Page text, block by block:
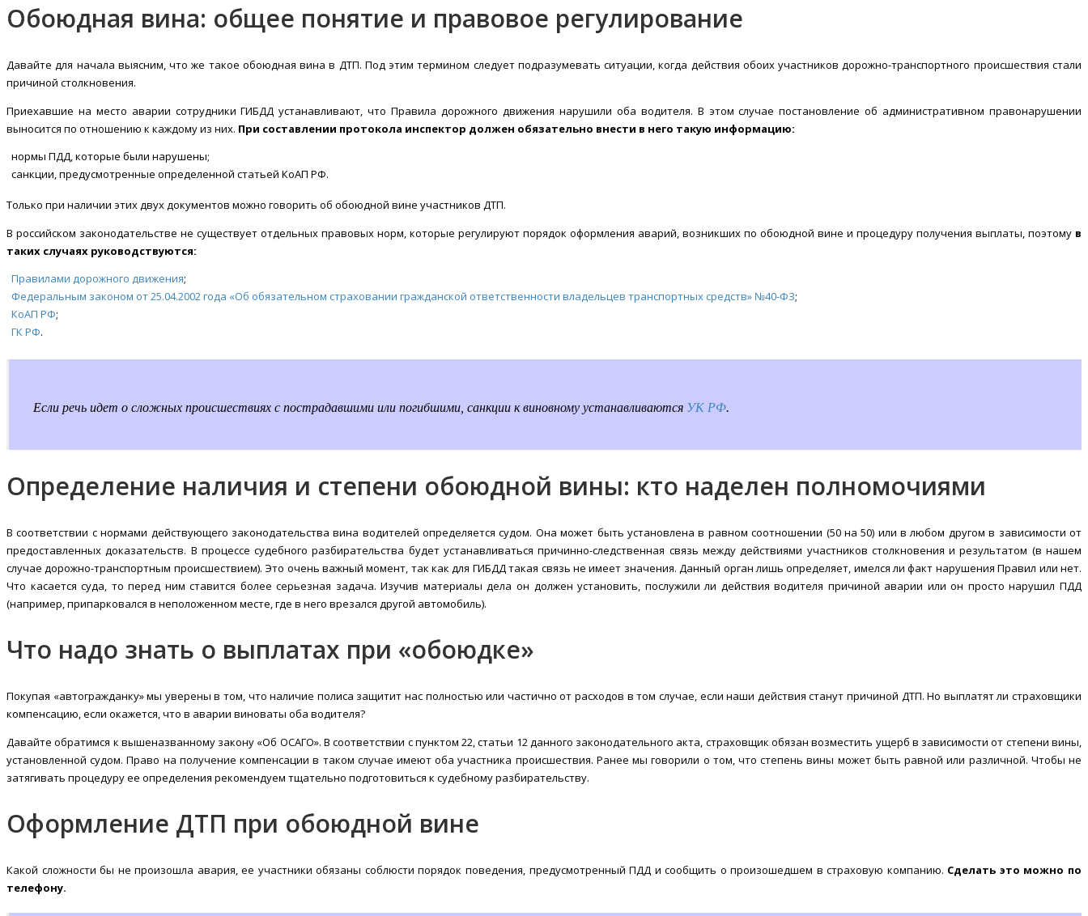
Обоюдная вина: общее понятие и правовое регулирование
Давайте для начала выясним, что же такое обоюдная вина в ДТП. Под этим термином следует подразумевать ситуации, когда действия обоих участников дорожно-транспортного происшествия стали
причиной столкновения.
Приехавшие на место аварии сотрудники ГИБДД устанавливают, что Правила дорожного движения нарушили оба водителя. В этом случае постановление об административном правонарушении
выносится по отношению к каждому из них. При составлении протокола инспектор должен обязательно внести в него такую информацию:
нормы ПДД, которые были нарушены;
санкции, предусмотренные определенной статьей КоАП РФ.
Только при наличии этих двух документов можно говорить об обоюдной вине участников ДТП.
В российском законодательстве не существует отдельных правовых норм, которые регулируют порядок оформления аварий, возникших по обоюдной вине и процедуру получения выплаты, поэтому в
таких случаях руководствуются:
Правилами дорожного движения;
Федеральным законом от 25.04.2002 года «Об обязательном страховании гражданской ответственности владельцев транспортных средств» №40-ФЗ;
КоАП РФ;
ГК РФ.
Если речь идет о сложных происшествиях с пострадавшими или погибшими, санкции к виновному устанавливаются УК РФ.
Определение наличия и степени обоюдной вины: кто наделен полномочиями
В соответствии с нормами действующего законодательства вина водителей определяется судом. Она может быть установлена в равном соотношении (50 на 50) или в любом другом в зависимости от
предоставленных доказательств. В процессе судебного разбирательства будет устанавливаться причинно-следственная связь между действиями участников столкновения и результатом (в нашем
случае дорожно-транспортным происшествием). Это очень важный момент, так как для ГИБДД такая связь не имеет значения. Данный орган лишь определяет, имелся ли факт нарушения Правил или нет.
Что касается суда, то перед ним ставится более серьезная задача. Изучив материалы дела он должен установить, послужили ли действия водителя причиной аварии или он просто нарушил ПДД
(например, припарковался в неположенном месте, где в него врезался другой автомобиль).
Что надо знать о выплатах при «обоюдке»
Покупая «автогражданку» мы уверены в том, что наличие полиса защитит нас полностью или частично от расходов в том случае, если наши действия станут причиной ДТП. Но выплатят ли страховщики
компенсацию, если окажется, что в аварии виноваты оба водителя?
Давайте обратимся к вышеназванному закону «Об ОСАГО». В соответствии с пунктом 22, статьи 12 данного законодательного акта, страховщик обязан возместить ущерб в зависимости от степени вины,
установленной судом. Право на получение компенсации в таком случае имеют оба участника происшествия. Ранее мы говорили о том, что степень вины может быть равной или различной. Чтобы не
затягивать процедуру ее определения рекомендуем тщательно подготовиться к судебному разбирательству.
Оформление ДТП при обоюдной вине
Какой сложности бы не произошла авария, ее участники обязаны соблюсти порядок поведения, предусмотренный ПДД и сообщить о произошедшем в страховую компанию. Сделать это можно по
телефону.